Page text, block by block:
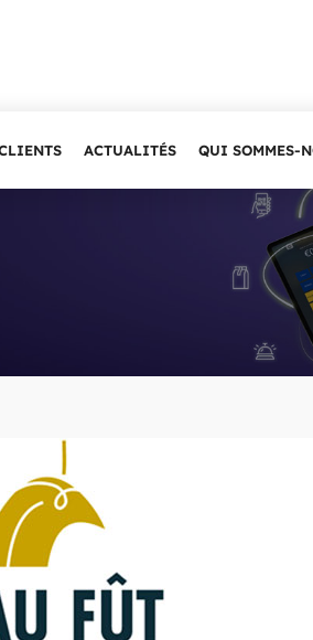
ACTUALITÉS QUI SOMMES-